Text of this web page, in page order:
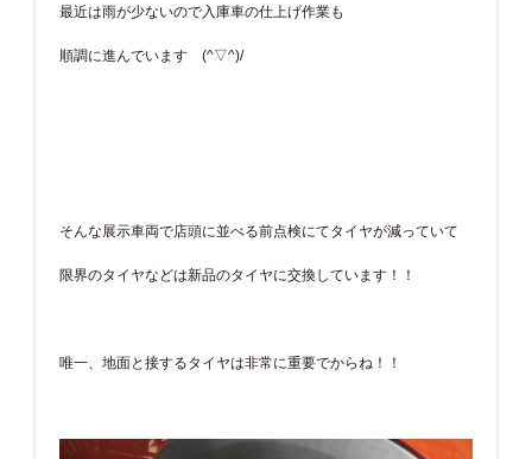
最近は雨が少ないので入庫車の仕上げ作業も
順調に進んでいます (^▽^)/
そんな展示車両で店頭に並べる前点検にてタイヤが減っていて
限界のタイヤなどは新品のタイヤに交換しています！！
唯一、地面と接するタイヤは非常に重要でからね！！